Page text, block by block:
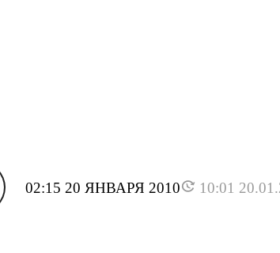
02:15 20 ЯНВАРЯ 2010 10:01